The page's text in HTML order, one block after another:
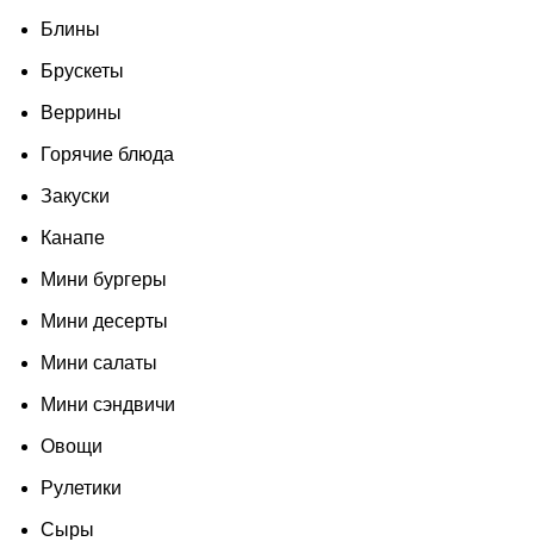
Блины
Брускеты
Веррины
Горячие блюда
Закуски
Канапе
Мини бургеры
Мини десерты
Мини салаты
Мини сэндвичи
Овощи
Рулетики
Сыры